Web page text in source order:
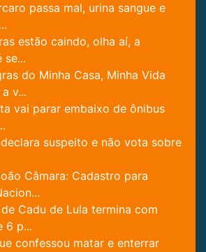
passa mal, urina sangue e
estão caindo, olha aí, a
se...
do Minha Casa, Minha Vida
v...
vai parar embaixo de ônibus
suspeito e não vota sobre
Câmara: Cadastro para
Cadu de Lula termina com
6 p...
confessou matar e enterrar